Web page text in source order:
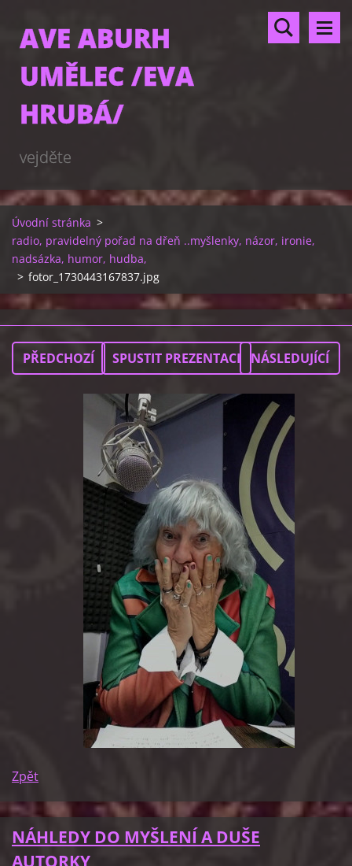
AVE ABURH
UMĚLEC /EVA
HRUBÁ/
vejděte
Úvodní stránka >
radio, pravidelný pořad na dřeň ..myšlenky, názor, ironie,
nadsázka, humor, hudba,
> fotor_1730443167837.jpg
PŘEDCHOZÍ SPUSTIT PREZENTACI NÁSLEDUJÍCÍ
Zpět
NÁHLEDY DO MYŠLENÍ A DUŠE
AUTORKY